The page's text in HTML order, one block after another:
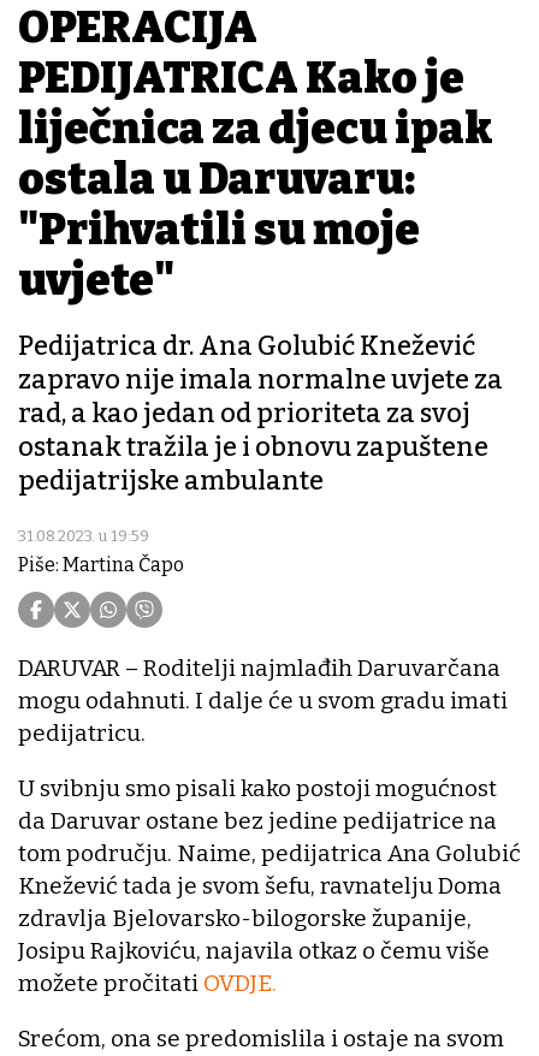
OPERACIJA
PEDIJATRICA Kako je
liječnica za djecu ipak
ostala u Daruvaru:
"Prihvatili su moje
uvjete"
Pedijatrica dr. Ana Golubić Knežević
zapravo nije imala normalne uvjete za
rad, a kao jedan od prioriteta za svoj
ostanak tražila je i obnovu zapuštene
pedijatrijske ambulante
31.08.2023. u 19:59
Piše: Martina Čapo
DARUVAR – Roditelji najmlađih Daruvarčana
mogu odahnuti. I dalje će u svom gradu imati
pedijatricu.
U svibnju smo pisali kako postoji mogućnost
da Daruvar ostane bez jedine pedijatrice na
tom području. Naime, pedijatrica Ana Golubić
Knežević tada je svom šefu, ravnatelju Doma
zdravlja Bjelovarsko-bilogorske županije,
Josipu Rajkoviću, najavila otkaz o čemu više
možete pročitati OVDJE.
Srećom, ona se predomislila i ostaje na svom